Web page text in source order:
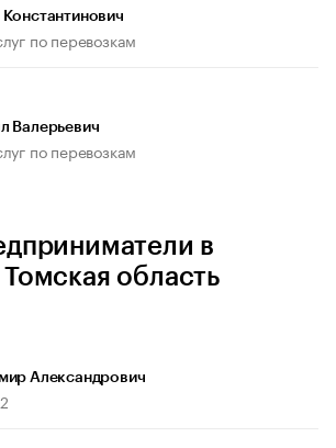
по перевозкам
Валерьевич
по перевозкам
в
область
Александрович